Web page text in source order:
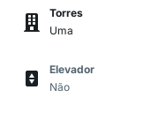
Torres
Uma
Elevador
Não